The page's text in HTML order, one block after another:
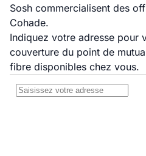
Sosh commercialisent des
Cohade.
Indiquez votre adresse pour
couverture du point de
fibre disponibles chez vous.